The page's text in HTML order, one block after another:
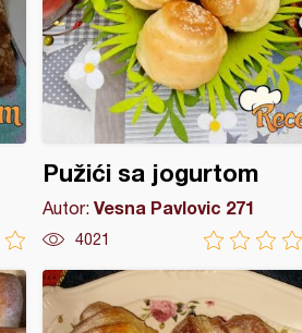
Pužići sa jogurtom
Autor: Vesna Pavlovic 271
4021